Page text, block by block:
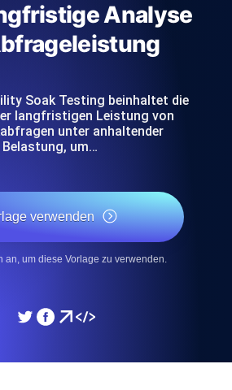
Analyse
Soak Testing beinhaltet die
langfristigen Leistung von
unter anhaltender
Belastung, um…
verwenden
an, um diese Vorlage zu verwenden.